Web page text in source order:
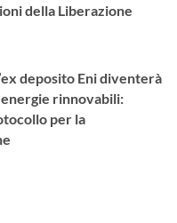
della Liberazione
deposito Eni diventerà
rinnovabili:
per la